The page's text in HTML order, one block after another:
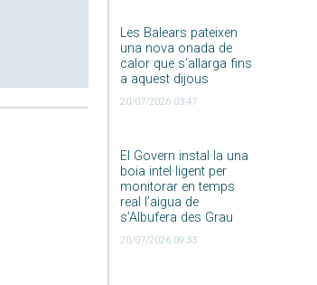
Les Balears pateixen
una nova onada de
calor que s’allarga fins
a aquest dijous
20/07/2026 03:47
El Govern instal·la una
boia intel·ligent per
monitorar en temps
real l’aigua de
s’Albufera des Grau
20/07/2026 09:33